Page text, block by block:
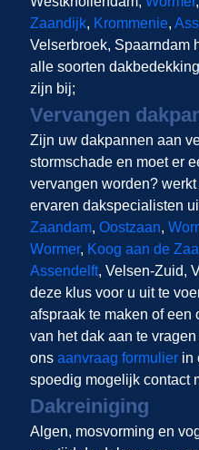
Zaandijk, Krommenie,
Velserbroek, Spaarndam
alle soorten
zijn bij;
Vervangen
Zijn uw dakpannen aan
stormschade en moet er
vervangen worden? werkt
ervaren dakspecialisten
Zaandam, Oostzaan,
Wormer, Koog aan de
Assendelft, Velsen-Zuid,
deze klus voor u uit te
afspraak te maken of een
van het dak aan te
ons aanvraag formulierin
spoedig mogelijk contact
Dakreiniging
Algen, mosvorming en